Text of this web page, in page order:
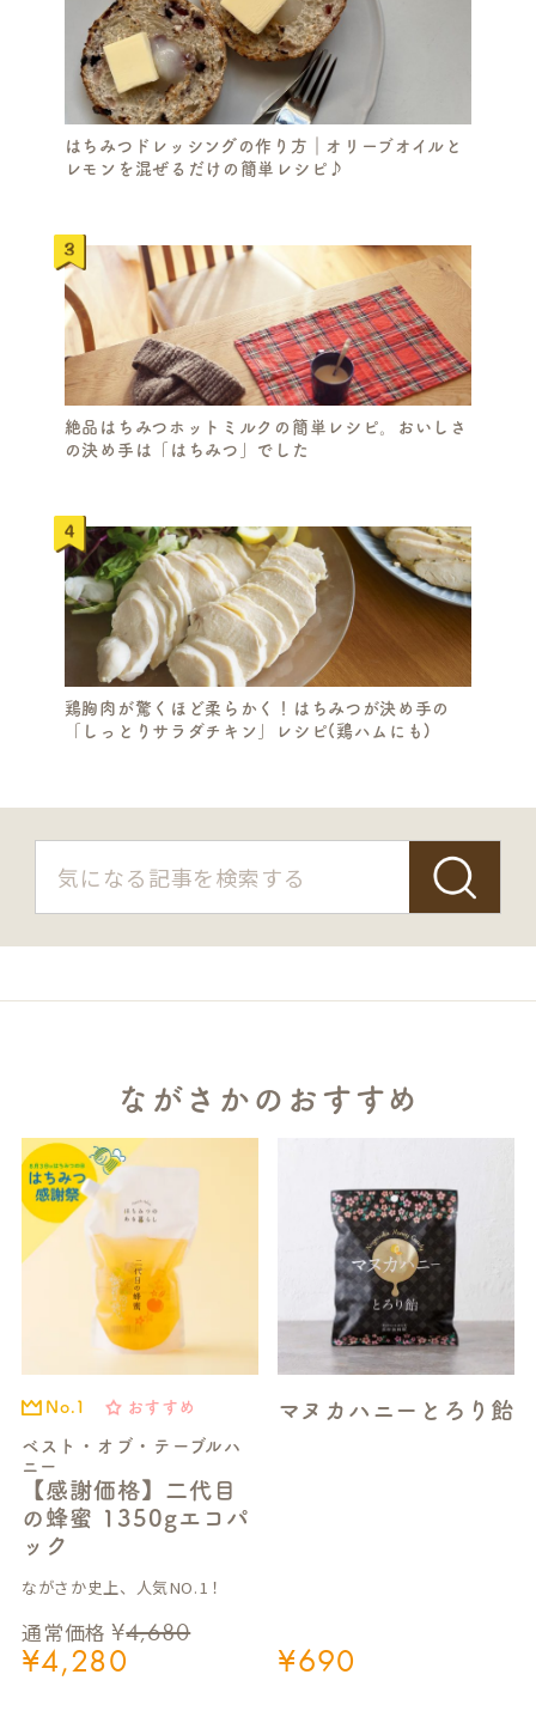
はちみつドレッシングの作り方｜オリーブオイルと
レモンを混ぜるだけの簡単レシピ♪
絶品はちみつホットミルクの簡単レシピ。おいしさ
の決め手は「はちみつ」でした
鶏胸肉が驚くほど柔らかく！はちみつが決め手の
「しっとりサラダチキン」レシピ(鶏ハムにも)
ながさかのおすすめ
ベスト・オブ・テーブルハ
ニー
【感謝価格】二代目
の蜂蜜 1350gエコパ
ック
No.1 おすすめ
通常価格 ¥4,680
¥4,280
ながさか史上、人気NO.1！
マヌカハニーとろり飴
¥690